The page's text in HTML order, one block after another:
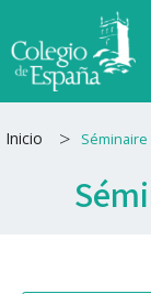
au
contenu
Inicio >